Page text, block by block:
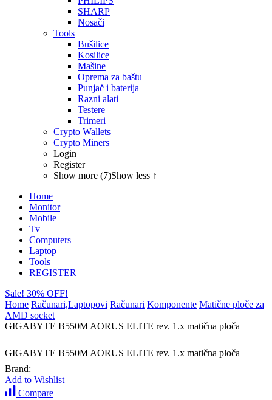
SHARP
Nosači
Tools
Bušilice
Kosilice
Mašine
Oprema za baštu
Punjač i baterija
Razni alati
Testere
Trimeri
Crypto Wallets
Crypto Miners
Login
Register
Show more (7)Show less ↑
Home
Monitor
Mobile
Tv
Computers
Laptop
Tools
REGISTER
Sale! 30% OFF!
Home Računari,Laptopovi Računari Komponente Matične ploče za
AMD socket
GIGABYTE B550M AORUS ELITE rev. 1.x matična ploča
GIGABYTE B550M AORUS ELITE rev. 1.x matična ploča
Brand:
Add to Wishlist
Compare